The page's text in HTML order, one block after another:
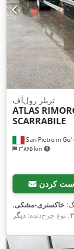
San Pietro in Gu'
۳٬۸۶۵ km
تریلر رول‌آف
ATLAS
SCARRABILE
کردن
خاکستری-مشکی,
, نوع چرخ‌دنده: دیگر